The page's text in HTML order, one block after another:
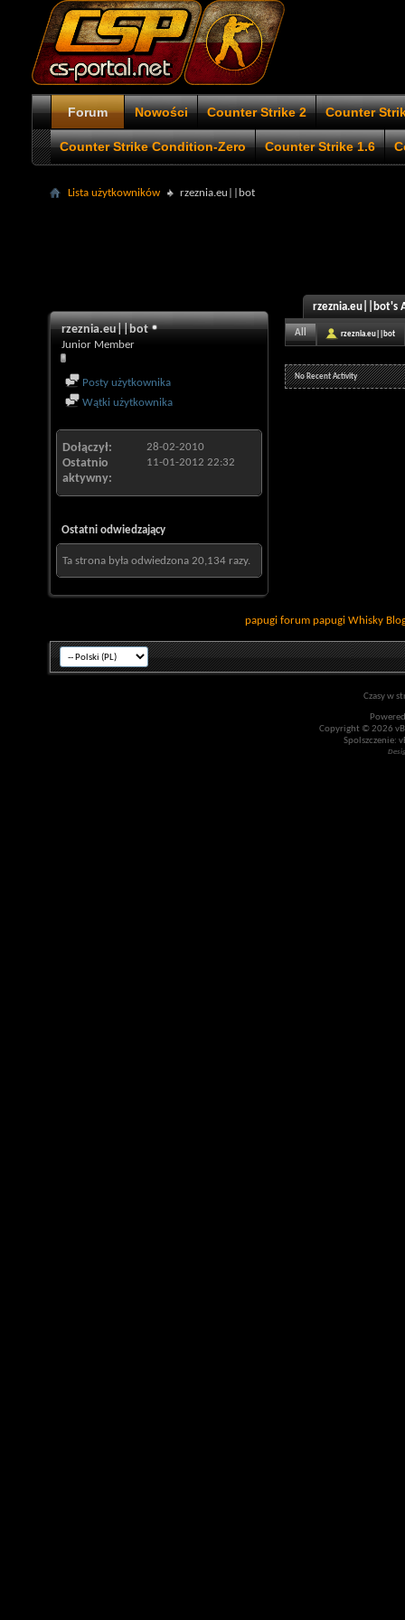
Forum Nowości Counter Strike 2 Counter
Counter Strike Condition-Zero Counter Strike 1.6
Lista użytkowników rzeznia.eu||bot
rzeznia.eu||bot
Junior Member
Posty użytkownika
Wątki użytkownika
Dołączył 28-02-2010
Ostatnio
aktywny
11-01-2012 22:32
Ostatni odwiedzający
Ta strona była odwiedzona 20,134 razy.
rzeznia.eu||bot's
All rzeznia.eu||bot
No Recent Activity
papugi forum papugi Whisky
Czasy w
Copyright © 2026
Spolszczenie: